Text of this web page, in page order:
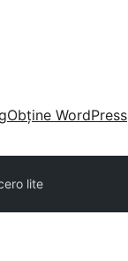
Obține WordPress
lite